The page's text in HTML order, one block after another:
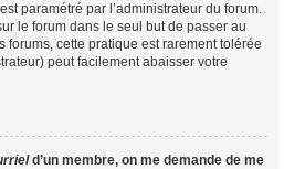
paramétré par l’administrateur du forum.
le forum dans le seul but de passer au
forums, cette pratique est rarement tolérée
peut facilement abaisser votre
d’un membre, on me demande de me